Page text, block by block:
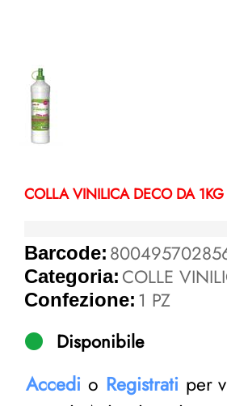
COLLA VINILICA DECO DA
Barcode:
Categoria: COLLE
Confezione: 1 PZ
Disponibile
Accedi o Registrati per